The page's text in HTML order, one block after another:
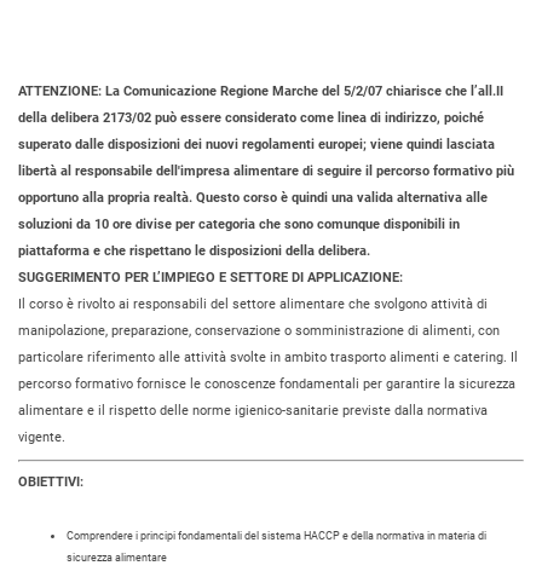
ATTENZIONE: La Comunicazione Regione Marche del 5/2/07 chiarisce che l’all.II
della delibera 2173/02 può essere considerato come linea di indirizzo, poiché
superato dalle disposizioni dei nuovi regolamenti europei; viene quindi lasciata
libertà al responsabile dell'impresa alimentare di seguire il percorso formativo più
opportuno alla propria realtà. Questo corso è quindi una valida alternativa alle
soluzioni da 10 ore divise per categoria che sono comunque disponibili in
piattaforma e che rispettano le disposizioni della delibera.
SUGGERIMENTO PER L’IMPIEGO E SETTORE DI APPLICAZIONE:
Il corso è rivolto ai responsabili del settore alimentare che svolgono attività di
manipolazione, preparazione, conservazione o somministrazione di alimenti, con
particolare riferimento alle attività svolte in ambito trasporto alimenti e catering. Il
percorso formativo fornisce le conoscenze fondamentali per garantire la sicurezza
alimentare e il rispetto delle norme igienico-sanitarie previste dalla normativa
vigente.
OBIETTIVI:
Comprendere i principi fondamentali del sistema HACCP e della normativa in materia di
sicurezza alimentare